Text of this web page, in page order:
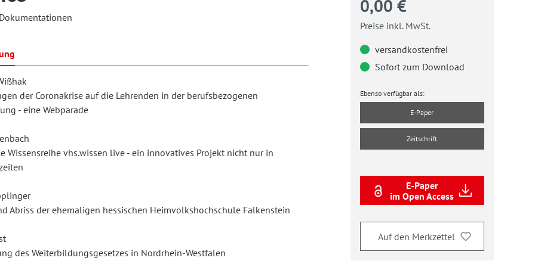
und Unterrichtsforschung
und
Forum
für
Fremdsprachenforschung
der Coronakrise auf die Lehrenden in der berufsbezogenen
- eine Webparade
Wissensreihe vhs.wissen live - ein innovatives Projekt nicht nur in
Abriss der ehemaligen hessischen Heimvolkshochschule Falkenstein
des Weiterbildungsgesetzes in Nordrhein-Westfalen
0,00 €
Preise inkl. MwSt.
versandkostenfrei
Sofort zum Download
Ebenso verfügbar als:
E-Paper
Zeitschrift
E-Paper
im Open Access
Auf den Merkzettel